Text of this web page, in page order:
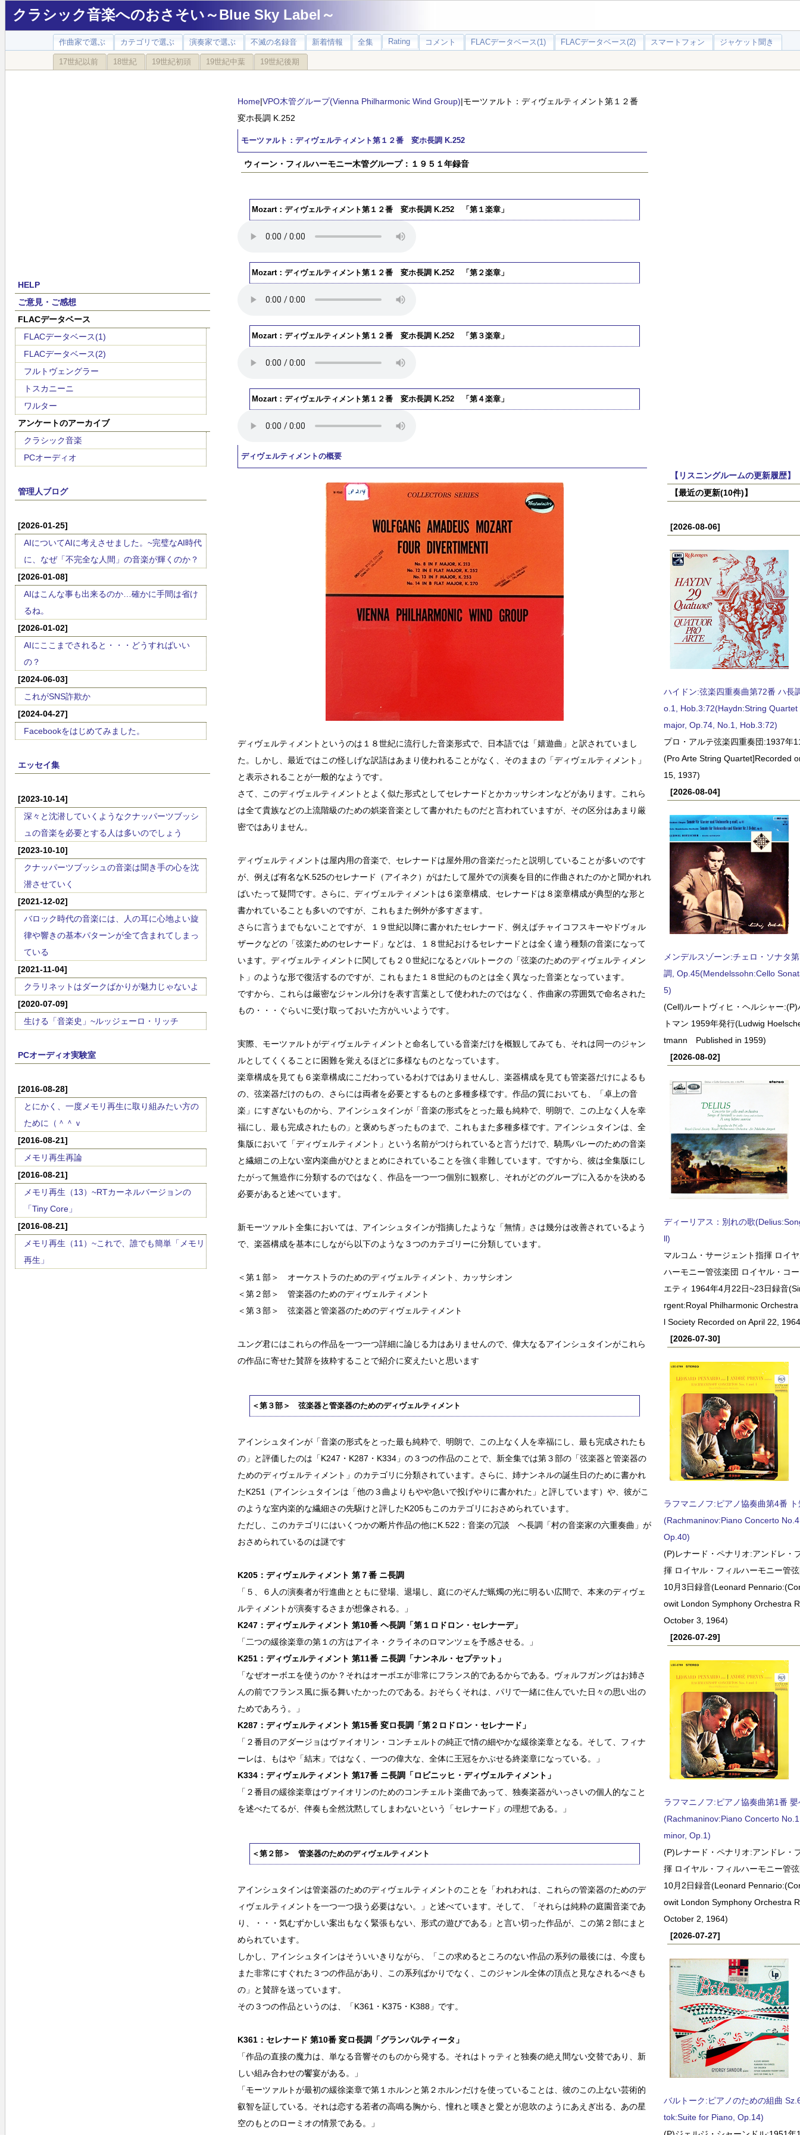
クラシック音楽へのおさそい～Blue Sky Label～
作曲家で選ぶ カテゴリで選ぶ 演奏家で選ぶ 不滅の名録音 新着情報 全集 Rating コメント FLACデータベース(1) FLACデータベース(2) スマートフォン ジャケット聞き
17世紀以前 18世紀 19世紀初頭 19世紀中葉 19世紀後期
HELP
ご意見・ご感想
FLACデータベース
FLACデータベース(1)
FLACデータベース(2)
フルトヴェングラー
トスカニーニ
ワルター
アンケートのアーカイブ
クラシック音楽
PCオーディオ
管理人ブログ
[2026-01-25]
AIについてAIに考えさせました。~完璧なAI時代
に、なぜ「不完全な人間」の音楽が輝くのか？
[2026-01-08]
AIはこんな事も出来るのか…確かに手間は省け
るね。
[2026-01-02]
AIにここまでされると・・・どうすればいい
の？
[2024-06-03]
これがSNS詐欺か
[2024-04-27]
Facebookをはじめてみました。
エッセイ集
[2023-10-14]
深々と沈潜していくようなクナッパーツブッシ
ュの音楽を必要とする人は多いのでしょう
[2023-10-10]
クナッパーツブッシュの音楽は聞き手の心を沈
潜させていく
[2021-12-02]
バロック時代の音楽には、人の耳に心地よい旋
律や響きの基本パターンが全て含まれてしまっ
ている
[2021-11-04]
クラリネットはダークばかりが魅力じゃないよ
[2020-07-09]
生ける「音楽史」~ルッジェーロ・リッチ
PCオーディオ実験室
[2016-08-28]
とにかく、一度メモリ再生に取り組みたい方の
ために（＾＾ｖ
[2016-08-21]
メモリ再生再論
[2016-08-21]
メモリ再生（13）~RTカーネルバージョンの
「Tiny Core」
[2016-08-21]
メモリ再生（11）~これで、誰でも簡単「メモリ
再生」
Home|VPO木管グループ(Vienna Philharmonic Wind Group)|モーツァルト：ディヴェルティメント第１２番
変ホ長調 K.252
モーツァルト：ディヴェルティメント第１２番 変ホ長調 K.252
ウィーン・フィルハーモニー木管グループ：１９５１年録音
Mozart：ディヴェルティメント第１２番 変ホ長調 K.252 「第１楽章」
Mozart：ディヴェルティメント第１２番 変ホ長調 K.252 「第２楽章」
Mozart：ディヴェルティメント第１２番 変ホ長調 K.252 「第３楽章」
Mozart：ディヴェルティメント第１２番 変ホ長調 K.252 「第４楽章」
ディヴェルティメントの概要
ディヴェルティメントというのは１８世紀に流行した音楽形式で、日本語では「嬉遊曲」と訳されていまし
た。しかし、最近ではこの怪しげな訳語はあまり使われることがなく、そのままの「ディヴェルティメント」
と表示されることが一般的なようです。
さて、このディヴェルティメントとよく似た形式としてセレナードとかカッサシオンなどがあります。これら
は全て貴族などの上流階級のための娯楽音楽として書かれたものだと言われていますが、その区分はあまり厳
密ではありません。
ディヴェルティメントは屋内用の音楽で、セレナードは屋外用の音楽だったと説明していることが多いのです
が、例えば有名なK.525のセレナード（アイネク）がはたして屋外での演奏を目的に作曲されたのかと聞かれれ
ばいたって疑問です。さらに、ディヴェルティメントは６楽章構成、セレナードは８楽章構成が典型的な形と
書かれていることも多いのですが、これもまた例外が多すぎます。
さらに言うまでもないことですが、１９世紀以降に書かれたセレナード、例えばチャイコフスキーやドヴォル
ザークなどの「弦楽ためのセレナード」などは、１８世紀おけるセレナードとは全く違う種類の音楽になって
います。ディヴェルティメントに関しても２０世紀になるとバルトークの「弦楽のためのディヴェルティメン
ト」のような形で復活するのですが、これもまた１８世紀のものとは全く異なった音楽となっています。
ですから、これらは厳密なジャンル分けを表す言葉として使われたのではなく、作曲家の雰囲気で命名された
もの・・・ぐらいに受け取っておいた方がいいようです。
実際、モーツァルトがディヴェルティメントと命名している音楽だけを概観してみても、それは同一のジャン
ルとしてくくることに困難を覚えるほどに多様なものとなっています。
楽章構成を見ても６楽章構成にこだわっているわけではありませんし、楽器構成を見ても管楽器だけによるも
の、弦楽器だけのもの、さらには両者を必要とするものと多種多様です。作品の質においても、「卓上の音
楽」にすぎないものから、アインシュタインが「音楽の形式をとった最も純粋で、明朗で、この上なく人を幸
福にし、最も完成されたもの」と褒めちぎったものまで、これもまた多種多様です。アインシュタインは、全
集版において「ディヴェルティメント」という名前がつけられていると言うだけで、騎馬バレーのための音楽
と繊細この上ない室内楽曲がひとまとめにされていることを強く非難しています。ですから、彼は全集版にし
たがって無造作に分類するのではなく、作品を一つ一つ個別に観察し、それがどのグループに入るかを決める
必要があると述べています。
新モーツァルト全集においては、アインシュタインが指摘したような「無情」さは幾分は改善されているよう
で、楽器構成を基本にしながら以下のような３つのカテゴリーに分類しています。
＜第１部＞ オーケストラのためのディヴェルティメント、カッサシオン
＜第２部＞ 管楽器のためのディヴェルティメント
＜第３部＞ 弦楽器と管楽器のためのディヴェルティメント
ユング君にはこれらの作品を一つ一つ詳細に論じる力はありませんので、偉大なるアインシュタインがこれら
の作品に寄せた賛辞を抜粋することで紹介に変えたいと思います
＜第３部＞ 弦楽器と管楽器のためのディヴェルティメント
アインシュタインが「音楽の形式をとった最も純粋で、明朗で、この上なく人を幸福にし、最も完成されたも
の」と評価したのは「K247・K287・K334」の３つの作品のことで、新全集では第３部の「弦楽器と管楽器の
ためのディヴェルティメント」のカテゴリに分類されています。さらに、姉ナンネルの誕生日のために書かれ
たK251（アインシュタインは「他の３曲よりもやや急いで投げやりに書かれた」と評しています）や、彼がこ
のような室内楽的な繊細さの先駆けと評したK205もこのカテゴリにおさめられています。
ただし、このカテゴリにはいくつかの断片作品の他にK.522：音楽の冗談 ヘ長調「村の音楽家の六重奏曲」が
おさめられているのは謎です
K205：ディヴェルティメント 第７番 ニ長調
「５、６人の演奏者が行進曲とともに登場、退場し、庭にのぞんだ蝋燭の光に明るい広間で、本来のディヴェ
ルティメントが演奏するさまが想像される。」
K247：ディヴェルティメント 第10番 ヘ長調「第１ロドロン・セレナーデ」
「二つの緩徐楽章の第１の方はアイネ・クライネのロマンツェを予感させる。」
K251：ディヴェルティメント 第11番 ニ長調「ナンネル・セプテット」
「なぜオーボエを使うのか？それはオーボエが非常にフランス的であるからである。ヴォルフガングはお姉さ
んの前でフランス風に振る舞いたかったのである。おそらくそれは、パリで一緒に住んでいた日々の思い出の
ためであろう。」
K287：ディヴェルティメント 第15番 変ロ長調「第２ロドロン・セレナード」
「２番目のアダージョはヴァイオリン・コンチェルトの純正で情の細やかな緩徐楽章となる。そして、フィナ
ーレは、もはや「結末」ではなく、一つの偉大な、全体に王冠をかぶせる終楽章になっている。」
K334：ディヴェルティメント 第17番 ニ長調「ロビニッヒ・ディヴェルティメント」
「２番目の緩徐楽章はヴァイオリンのためのコンチェルト楽曲であって、独奏楽器がいっさいの個人的なこと
を述べたてるが、伴奏も全然沈黙してしまわないという「セレナード」の理想である。」
＜第２部＞ 管楽器のためのディヴェルティメント
アインシュタインは管楽器のためのディヴェルティメントのことを「われわれは、これらの管楽器のためのデ
ィヴェルティメントを一つ一つ扱う必要はない。」と述べています。そして、「それらは純粋の庭園音楽であ
り、・・・気むずかしい案出もなく緊張もない、形式の遊びである」と言い切った作品が、この第２部にまと
められています。
しかし、アインシュタインはそういいきりながら、「この求めるところのない作品の系列の最後には、今度も
また非常にすぐれた３つの作品があり、この系列ばかりでなく、このジャンル全体の頂点と見なされるべきも
の」と賛辞を送っています。
その３つの作品というのは、「K361・K375・K388」です。
K361：セレナード 第10番 変ロ長調「グランパルティータ」
「作品の直接の魔力は、単なる音響そのものから発する。それはトゥティと独奏の絶え間ない交替であり、新
しい組み合わせの饗宴がある。」
「モーツァルトが最初の緩徐楽章で第１ホルンと第２ホルンだけを使っていることは、彼のこの上ない芸術的
叡智を証している。それは恋する若者の高鳴る胸から、憧れと嘆きと愛とが息吹のようにあえぎ出る、あの星
空のもとのローミオの情景である。」
【リスニングルームの更新履歴】
【最近の更新(10件)】
[2026-08-06]
ハイドン:弦楽四重奏曲第72番 ハ長
o.1, Hob.3:72(Haydn:String Quartet
major, Op.74, No.1, Hob.3:72)
プロ・アルテ弦楽四重奏団:1937年
(Pro Arte String Quartet]Recorded
15, 1937)
[2026-08-04]
メンデルスゾーン:チェロ・ソナタ
調, Op.45(Mendelssohn:Cello
5)
(Cell)ルートヴィヒ・ヘルシャー
トマン 1959年発行(Ludwig
tmann Published in 1959)
[2026-08-02]
ディーリアス：別れの歌
ll)
マルコム・サージェント指揮 ロイ
ハーモニー管弦楽団 ロイヤル・コ
エティ 1964年4月22日~23日録音
rgent:Royal Philharmonic
l Society Recorded on April 22,
[2026-07-30]
ラフマニノフ:ピアノ協奏曲第4番
(Rachmaninov:Piano Concerto
Op.40)
(P)レナード・ペナリオ:アンドレ・
揮 ロイヤル・フィルハーモニー管
10月3日録音(Leonard
owit London Symphony Orchestra
October 3, 1964)
[2026-07-29]
ラフマニノフ:ピアノ協奏曲第1番
(Rachmaninov:Piano Concerto
minor, Op.1)
(P)レナード・ペナリオ:アンドレ・
揮 ロイヤル・フィルハーモニー管
10月2日録音(Leonard
owit London Symphony Orchestra
October 2, 1964)
[2026-07-27]
バルトーク:ピアノのための組曲
tok:Suite for Piano, Op.14)